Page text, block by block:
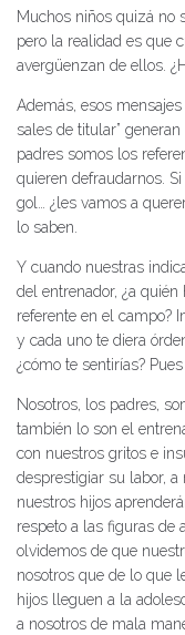
Muchos niños quizá no
pero la realidad es que
avergüenzan de ellos.
Además, esos mensajes
sales de titular”
padres somos los
quieren defraudarnos.
gol… ¿les vamos a
lo saben.
Y cuando nuestras
del entrenador, ¿a
referente en el campo?
y cada uno te diera
¿cómo te sentirías?
Nosotros, los padres,
también lo son el
con nuestros gritos e
desprestigiar su labor,
nuestros hijos
respeto a las figuras de
olvidemos de que
nosotros que de lo que
hijos lleguen a la
a nosotros de mala